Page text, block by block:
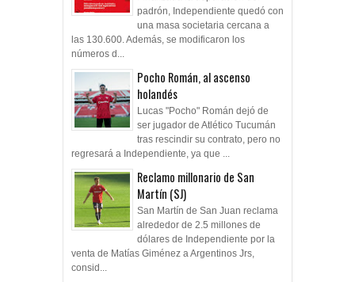
padrón, Independiente quedó con
una masa societaria cercana a
las 130.600. Además, se modificaron los
números d...
Pocho Román, al ascenso
holandés
Lucas "Pocho" Román dejó de
ser jugador de Atlético Tucumán
tras rescindir su contrato, pero no
regresará a Independiente, ya que ...
Reclamo millonario de San
Martín (SJ)
San Martín de San Juan reclama
alrededor de 2.5 millones de
dólares de Independiente por la
venta de Matías Giménez a Argentinos Jrs,
consid...